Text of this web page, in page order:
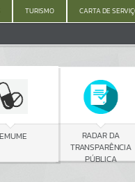
TURISMO CARTA DE
RADAR DA
TRANSPARÊNCIA
PÚBLICA